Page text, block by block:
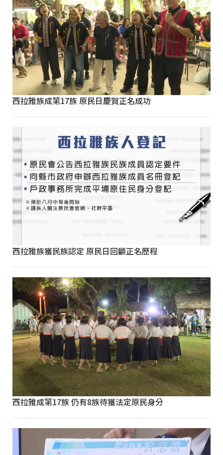
西拉雅族成第17族 原民日慶賀正名成功
西拉雅族獲民族認定 原民日回顧正名歷程
西拉雅成第17族 仍有8族待獲法定原民身分